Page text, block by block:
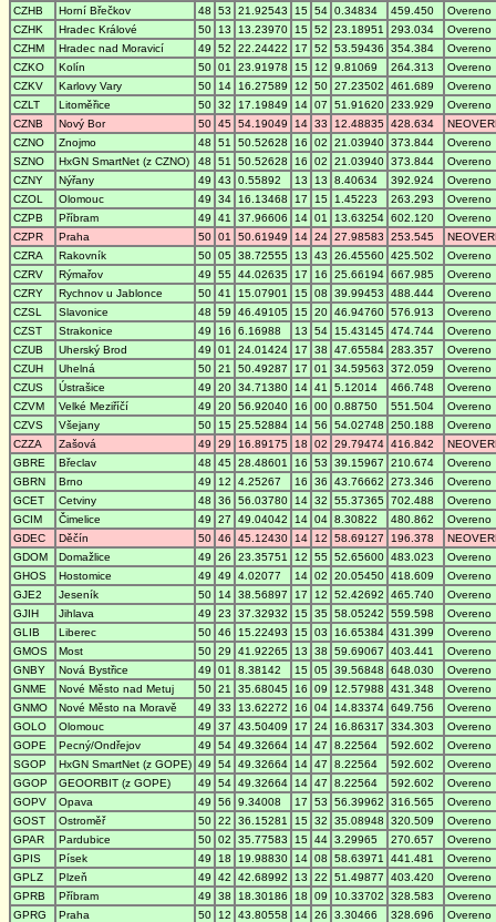
CZHB
Horní Břečkov 48 53 21.92543 15 54 0.34834 459.450
Overeno
CZHK
Hradec Králové 50 13 13.23970 15 52 23.18951 293.034
Overeno
CZHM
Hradec nad Moravicí 49 52 22.24422 17 52 53.59436 354.384
Overeno
CZKO
Kolín 50 01 23.91978 15 12 9.81069 264.313
Overeno
CZKV
Karlovy Vary 50 14 16.27589 12 50 27.23502 461.689
Overeno
CZLT
Litoměřice 50 32 17.19849 14 07 51.91620 233.929
Overeno
CZNB
Nový Bor 50 45 54.19049 14 33 12.48835 428.634
CZNO
Znojmo 48 51 50.52628 16 02 21.03940 373.844
Overeno
SZNO
HxGN SmartNet (z CZNO) 48 51 50.52628 16 02 21.03940 373.844
Overeno
CZNY
Nýřany 49 43 0.55892 13 13 8.40634 392.924
Overeno
CZOL
Olomouc 49 34 16.13468 17 15 1.45223 263.293
Overeno
CZPB
Příbram 49 41 37.96606 14 01 13.63254 602.120
Overeno
CZPR
Praha 50 01 50.61949 14 24 27.98583 253.545
CZRA
Rakovník 50 05 38.72555 13 43 26.45560 425.502
Overeno
CZRV
Rýmařov 49 55 44.02635 17 16 25.66194 667.985
Overeno
CZRY
Rychnov u Jablonce 50 41 15.07901 15 08 39.99453 488.444
Overeno
CZSL
Slavonice 48 59 46.49105 15 20 46.94760 576.913
Overeno
CZST
Strakonice 49 16 6.16988 13 54 15.43145 474.744
Overeno
CZUB
Uherský Brod 49 01 24.01424 17 38 47.65584 283.357
Overeno
CZUH
Uhelná 50 21 50.49287 17 01 34.59563 372.059
Overeno
CZUS
Ústrašice 49 20 34.71380 14 41 5.12014 466.748
Overeno
CZVM
Velké Meziříčí 49 20 56.92040 16 00 0.88750 551.504
Overeno
CZVS
Všejany 50 15 25.52884 14 56 54.02748 250.188
Overeno
CZZA
Zašová 49 29 16.89175 18 02 29.79474 416.842
GBRE
Břeclav 48 45 28.48601 16 53 39.15967 210.674
Overeno
GBRN
Brno 49 12 4.25267 16 36 43.76662 273.346
Overeno
GCET
Cetviny 48 36 56.03780 14 32 55.37365 702.488
Overeno
GCIM
Čimelice 49 27 49.04042 14 04 8.30822 480.862
Overeno
GDEC
Děčín 50 46 45.12430 14 12 58.69127 196.378
GDOM
Domažlice 49 26 23.35751 12 55 52.65600 483.023
Overeno
GHOS
Hostomice 49 49 4.02077 14 02 20.05450 418.609
Overeno
GJE2
Jeseník 50 14 38.56897 17 12 52.42692 465.740
Overeno
GJIH
Jihlava 49 23 37.32932 15 35 58.05242 559.598
Overeno
GLIB
Liberec 50 46 15.22493 15 03 16.65384 431.399
Overeno
GMOS
Most 50 29 41.92265 13 38 59.69067 403.441
Overeno
GNBY
Nová Bystřice 49 01 8.38142 15 05 39.56848 648.030
Overeno
GNME
Nové Město nad Metuj 50 21 35.68045 16 09 12.57988 431.348
Overeno
GNMO
Nové Město na Moravě 49 33 13.62272 16 04 14.83374 649.756
Overeno
GOLO
Olomouc 49 37 43.50409 17 24 16.86317 334.303
Overeno
GOPE
Pecný/Ondřejov 49 54 49.32664 14 47 8.22564 592.602
Overeno
SGOP
HxGN SmartNet (z GOPE) 49 54 49.32664 14 47 8.22564 592.602
Overeno
GGOP
GEOORBIT (z GOPE) 49 54 49.32664 14 47 8.22564 592.602
Overeno
GOPV
Opava 49 56 9.34008 17 53 56.39962 316.565
Overeno
GOST
Ostroměř 50 22 36.15281 15 32 35.08948 320.509
Overeno
GPAR
Pardubice 50 02 35.77583 15 44 3.29965 270.657
Overeno
GPIS
Písek 49 18 19.98830 14 08 58.63971 441.481
Overeno
GPLZ
Plzeň 49 42 42.68992 13 22 51.49877 403.420
Overeno
GPRB
Příbram 49 38 18.30186 18 09 10.33702 328.583
Overeno
GPRG
Praha 50 12 43.80558 14 26 3.30466 328.696
Overeno